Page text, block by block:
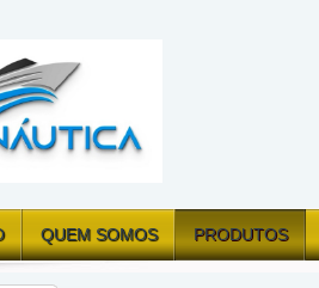
QUEM SOMOS PRODUTOS